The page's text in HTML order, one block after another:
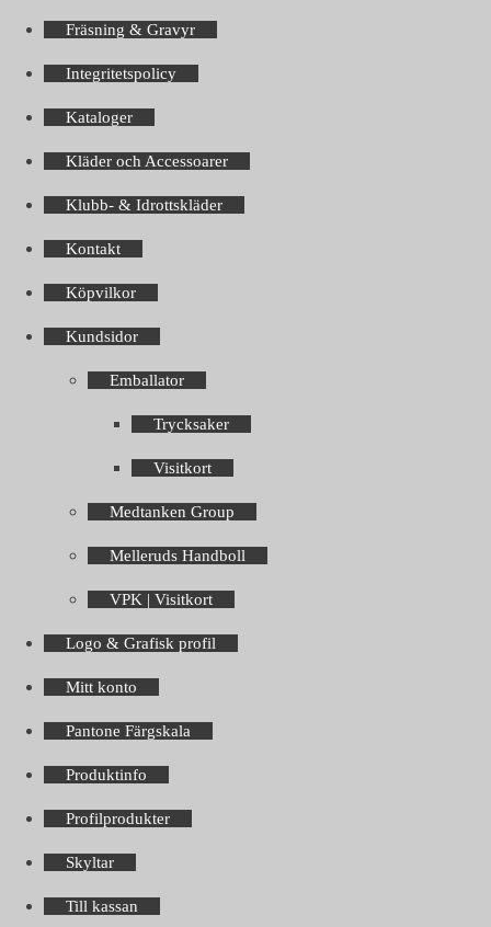
Fräsning & Gravyr
Integritetspolicy
Kataloger
Kläder och Accessoarer
Klubb- & Idrottskläder
Kontakt
Köpvilkor
Kundsidor
Emballator
Trycksaker
Visitkort
Medtanken Group
Melleruds Handboll
VPK | Visitkort
Logo & Grafisk profil
Mitt konto
Pantone Färgskala
Produktinfo
Profilprodukter
Skyltar
Till kassan